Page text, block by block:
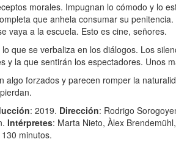
morales. Impugnan lo cómodo y lo
que anhela consumar su
vaya a la escuela. Esto es cine, señores.
que se verbaliza en los diálogos. Los
y la que sentirán los espectadores. Unos
forzados y parecen romper la
: 2019. Dirección: Rodrigo
Intérpretes: Marta Nieto, Àlex
130 minutos.